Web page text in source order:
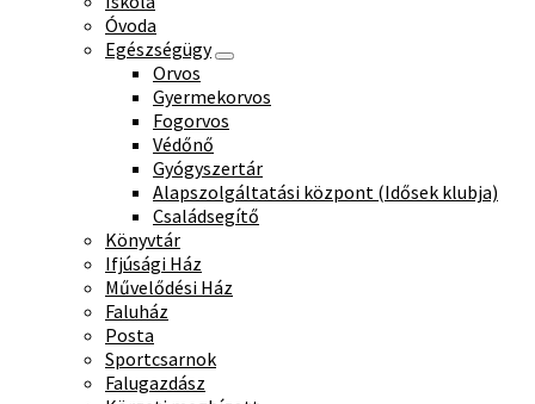
Óvoda
Egészségügy
Orvos
Gyermekorvos
Fogorvos
Védőnő
Gyógyszertár
Alapszolgáltatási központ (Idősek klubja)
Családsegítő
Könyvtár
Ifjúsági Ház
Művelődési Ház
Faluház
Posta
Sportcsarnok
Falugazdász